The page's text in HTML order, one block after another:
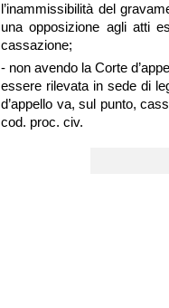
l’inammissibilità del
una opposizione agli atti
cassazione;
- non avendo la Corte
essere rilevata in sede di
d’appello va, sul punto,
cod. proc. civ.